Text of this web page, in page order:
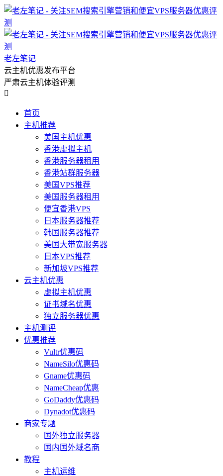
老左笔记
云主机优惠发布平台
严肃云主机体验评测

首页
主机推荐
美国主机优惠
香港虚拟主机
香港服务器租用
香港站群服务器
美国VPS推荐
美国服务器租用
便宜香港VPS
日本服务器推荐
韩国服务器推荐
美国大带宽服务器
日本VPS推荐
新加坡VPS推荐
云主机优惠
虚拟主机优惠
证书域名优惠
独立服务器优惠
主机测评
优惠推荐
Vultr优惠码
NameSilo优惠码
Gname优惠码
NameCheap优惠
GoDaddy优惠码
Dynadot优惠码
商家专题
国外独立服务器
国内国外域名商
教程
主机运维